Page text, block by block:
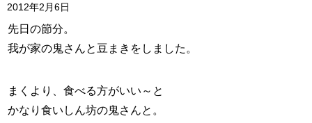
スタッフ紹介
2012年2月6日
先日の節分。
我が家の鬼さんと豆まきをしました。
まくより、食べる方がいい～と
かなり食いしん坊の鬼さんと。